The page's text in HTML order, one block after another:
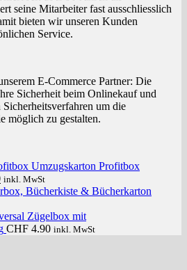
seine Mitarbeiter fast ausschliesslich
bieten wir unseren Kunden
Service.
E-Commerce Partner: Die
Sicherheit beim Onlinekauf und
Sicherheitsverfahren um die
möglich zu gestalten.
Umzugskarton Profitbox
Aktueller
Preis
CHF 2.90.
inkl. MwSt
Bücherkiste & Bücherkarton
Zügelbox mit
CHF 4.90 inkl. MwSt